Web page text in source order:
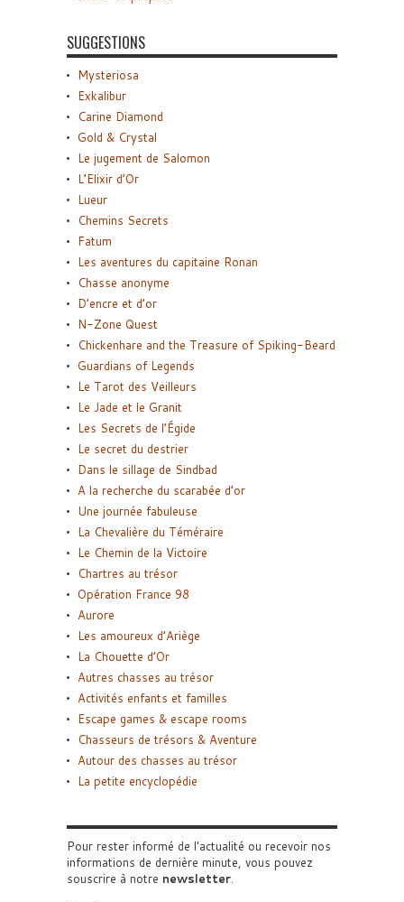
SUGGESTIONS
Mysteriosa
Exkalibur
Carine Diamond
Gold & Crystal
Le jugement de Salomon
L’Elixir d’Or
Lueur
Chemins Secrets
Fatum
Les aventures du capitaine Ronan
Chasse anonyme
D’encre et d’or
N-Zone Quest
Chickenhare and the Treasure of Spiking-Beard
Guardians of Legends
Le Tarot des Veilleurs
Le Jade et le Granit
Les Secrets de l’Égide
Le secret du destrier
Dans le sillage de Sindbad
A la recherche du scarabée d’or
Une journée fabuleuse
La Chevalière du Téméraire
Le Chemin de la Victoire
Chartres au trésor
Opération France 98
Aurore
Les amoureux d’Ariège
La Chouette d’Or
Autres chasses au trésor
Activités enfants et familles
Escape games & escape rooms
Chasseurs de trésors & Aventure
Autour des chasses au trésor
La petite encyclopédie
Pour rester informé de l'actualité ou recevoir nos
informations de dernière minute, vous pouvez
souscrire à notre newsletter.